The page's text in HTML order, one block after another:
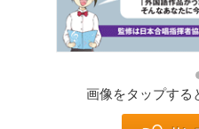
画像をタップする